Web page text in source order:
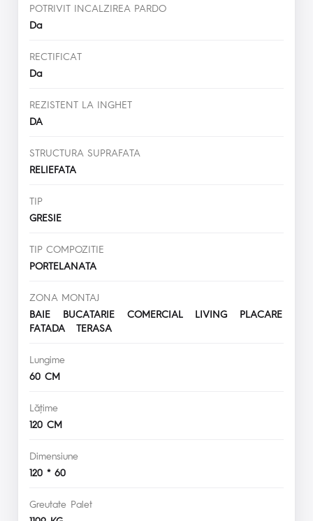
POTRIVIT INCALZIREA PARDO
Da
RECTIFICAT
Da
REZISTENT LA INGHET
DA
STRUCTURA SUPRAFATA
RELIEFATA
TIP
GRESIE
TIP COMPOZITIE
PORTELANATA
ZONA MONTAJ
BAIE BUCATARIE COMERCIAL LIVING PLACARE
FATADA TERASA
Lungime
60 CM
Lăţime
120 CM
Dimensiune
120 * 60
Greutate Palet